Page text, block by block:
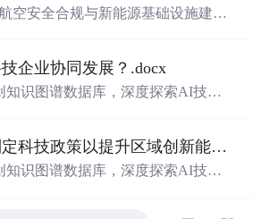
空安全合规与新能源基础设施建设
企业协同发展？.docx
知识图谱数据库，深度探索AI技术
决方案，推动科技创新与产业创新政府如何精准制定科技政策以提升区域创新能力？.docx
知识图谱数据库，深度探索AI技术